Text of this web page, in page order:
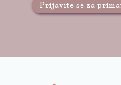
Prijavite se za